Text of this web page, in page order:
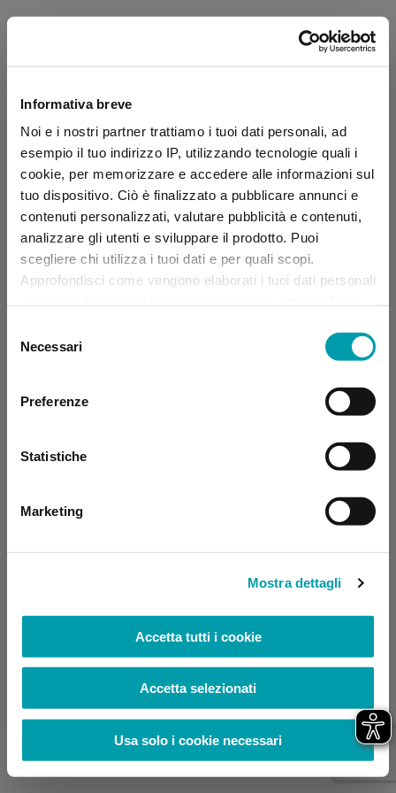
Informativa breve
Noi e i nostri partner trattiamo i tuoi dati personali, ad
esempio il tuo indirizzo IP, utilizzando tecnologie quali i
cookie, per memorizzare e accedere alle informazioni sul
tuo dispositivo. Ciò è finalizzato a pubblicare annunci e
contenuti personalizzati, valutare pubblicità e contenuti,
analizzare gli utenti e sviluppare il prodotto. Puoi
scegliere chi utilizza i tuoi dati e per quali scopi.
Approfondisci come vengono elaborati i tuoi dati personali
momento dalla Dichiarazione sui “
delNecessari
Preferenze
Statistiche
Marketing
Mostra dettagli
Accetta tutti i cookie
Accetta selezionati
Usa solo i cookie necessari
Application error: a client-side exception has occurred (see the
browser console for more information)